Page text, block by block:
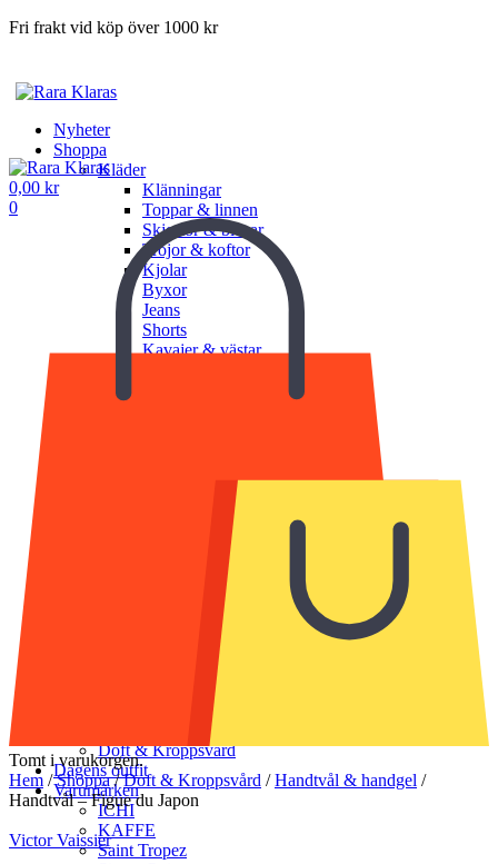
Fri frakt vid köp över 1000 kr
Nyheter
Shoppa
Kläder
Klänningar
Toppar & linnen
Skjortor & blusar
Tröjor & koftor
Kjolar
Byxor
Jeans
Shorts
Kavajer & västar
Underkläder
Strumpor & Strumpbyxor
Halsdukar & scarves
Handskar & vantar
Bälten & skärp
Solglasögon
Munskydd
Doft & Kroppsvård
Dagens outfit
Varumärken
ICHI
KAFFE
Saint Tropez
0,00 kr
0
Tomt i varukorgen.
Hem /Shoppa/Doft & Kroppsvård /Handtvål & handgel /
Handtvål – Figue du Japon
Victor Vaissier